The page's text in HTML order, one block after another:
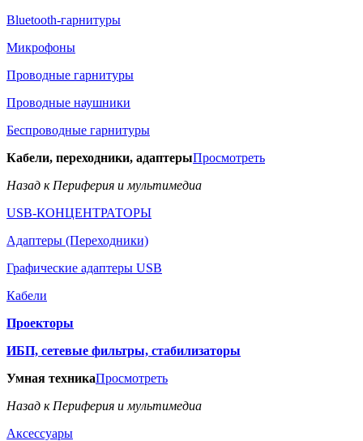
Bluetooth-гарнитуры
Микрофоны
Проводные гарнитуры
Проводные наушники
Беспроводные гарнитуры
Кабели, переходники, адаптерыПросмотреть
Назад к Периферия и мультимедиа
USB-КОНЦЕНТРАТОРЫ
Адаптеры (Переходники)
Графические адаптеры USB
Кабели
Проекторы
ИБП, сетевые фильтры, стабилизаторы
Умная техникаПросмотреть
Назад к Периферия и мультимедиа
Аксессуары